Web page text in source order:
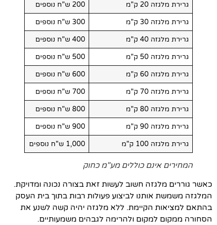
גרירת מלגזה 20 ק"מ 200 ש"ח נוספים
גרירת מלגזה 30 ק"מ 300 ש"ח נוספים
גרירת מלגזה 40 ק"מ 400 ש"ח נוספים
גרירת מלגזה 50 ק"מ 500 ש"ח נוספים
גרירת מלגזה 60 ק"מ 600 ש"ח נוספים
גרירת מלגזה 70 ק"מ 700 ש"ח נוספים
גרירת מלגזה 80 ק"מ 800 ש"ח נוספים
גרירת מלגזה 90 ק"מ 900 ש"ח נוספים
גרירת מלגזה 100 ק"מ 1,000 ש"ח נוספים
המחירים אינם כוללים מע"מ כחוק
כאשר גוררים מלגזה חשוב לעשות זאת בצורה נכונה ומדויקת.
המלגזה משמשת אותנו לביצוע פעולות רבות בתוך בית העסק
בהתאם למציאות הקיימת. ללא מלגזה יהיה קשה לשנע את
הסחורה ממקום למקום ולהרימה לגבהים משמעותיים.